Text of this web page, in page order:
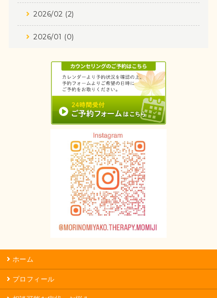
2026/02 (2)
2026/01 (0)
ホーム
プロフィール